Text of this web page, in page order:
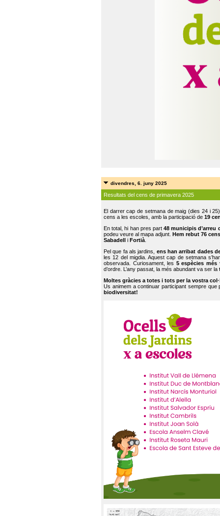
divendres, 6. juny 2025
Resultats del cens de primavera 2025
El darrer cap de setmana de maig (dies 24 i
cens a les escoles, amb la participació de 19
En total, hi han pres part48 municipis d’arreu
podeu veure al mapa adjunt. Hem rebut 76
Sabadell
i Fortià.
Pel que fa als jardins, ens han arribat dades
les 12 del migdia. Aquest cap de setmana
observada. Curiosament, les 5 espècies més
d’ordre. L’any passat, la més abundant va ser la
Moltes gràcies a totes i tots per la vostra
Us animem a continuar participant sempre que
biodiversitat!